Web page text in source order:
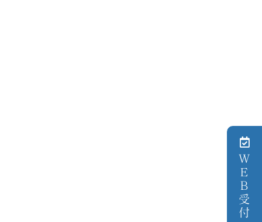
ＷＥＢ受付